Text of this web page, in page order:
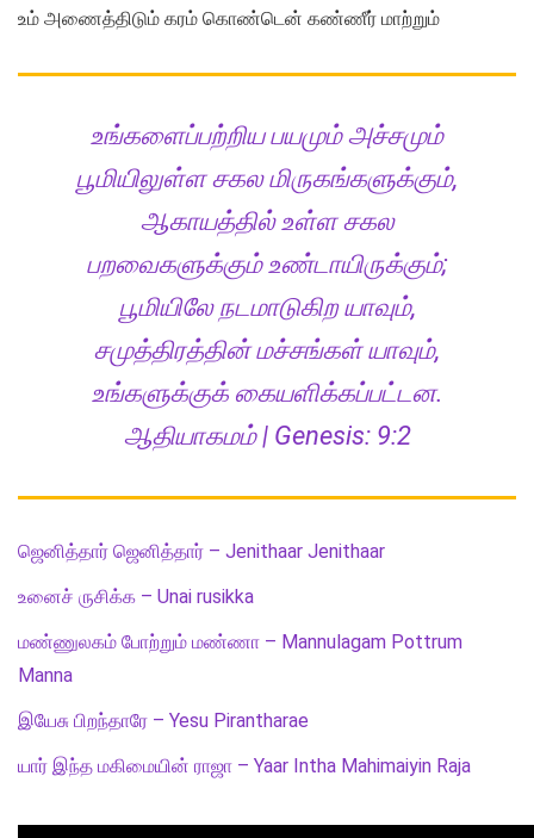
உம் அணைத்திடும் கரம் கொண்டென் கண்ணீர் மாற்றும்
உங்களைப்பற்றிய பயமும் அச்சமும்
பூமியிலுள்ள சகல மிருகங்களுக்கும்,
ஆகாயத்தில் உள்ள சகல
பறவைகளுக்கும் உண்டாயிருக்கும்;
பூமியிலே நடமாடுகிற யாவும்,
சமுத்திரத்தின் மச்சங்கள் யாவும்,
உங்களுக்குக் கையளிக்கப்பட்டன.
ஆதியாகமம் | Genesis: 9:2
ஜெனித்தார் ஜெனித்தார் – Jenithaar Jenithaar
உனைச் ருசிக்க – Unai rusikka
மண்ணுலகம் போற்றும் மண்ணா – Mannulagam Pottrum
Manna
இயேசு பிறந்தாரே – Yesu Pirantharae
யார் இந்த மகிமையின் ராஜா – Yaar Intha Mahimaiyin Raja